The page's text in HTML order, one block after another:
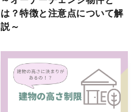
は？特徴と注意点について解
説～